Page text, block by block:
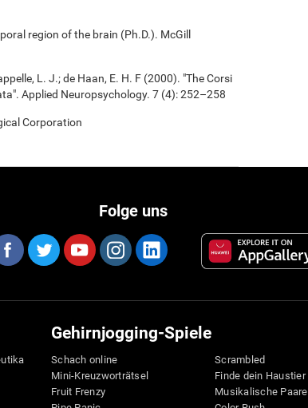
region of the brain (Ph.D.). McGill
L. J.; de Haan, E. H. F (2000). "The Corsi
Applied Neuropsychology. 7 (4): 252–258
Corporation
Folge uns
Gehirnjogging-Spiele
Schach online
Mini-Kreuzworträtsel
Fruit Frenzy
Scrambled
Finde dein Haustier
Musikalische Paare